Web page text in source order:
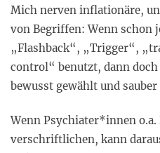
Mich nerven inflationäre,
von Begriffen: Wenn schon
„Flashback“, „Trigger“,
control“ benutzt, dann
bewusst gewählt und
Wenn Psychiater*innen o.a.
verschriftlichen, kann